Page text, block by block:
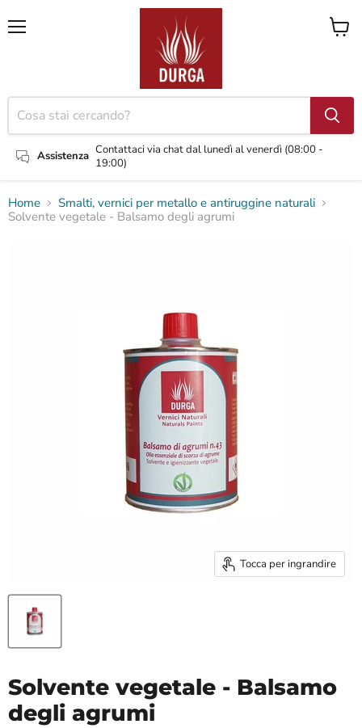
Assistenza Contattaci via chat dal lunedì al venerdì (08:00 -
19:00)
Home
Smalti, vernici per metallo e antiruggine naturali
Solvente vegetale - Balsamo degli agrumi
Tocca per ingrandire
Solvente vegetale - Balsamo
degli agrumi